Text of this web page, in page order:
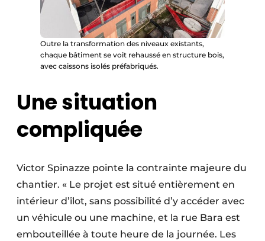
Outre la transformation des niveaux existants,
chaque bâtiment se voit rehaussé en structure bois,
avec caissons isolés préfabriqués.
Une situation
compliquée
Victor Spinazze pointe la contrainte majeure du
chantier. « Le projet est situé entièrement en
intérieur d’îlot, sans possibilité d’y accéder avec
un véhicule ou une machine, et la rue Bara est
embouteillée à toute heure de la journée. Les